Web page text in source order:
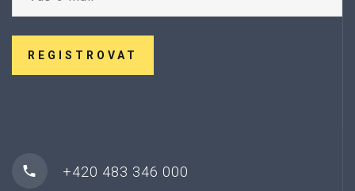
REGISTROVAT
+420 483 346 000